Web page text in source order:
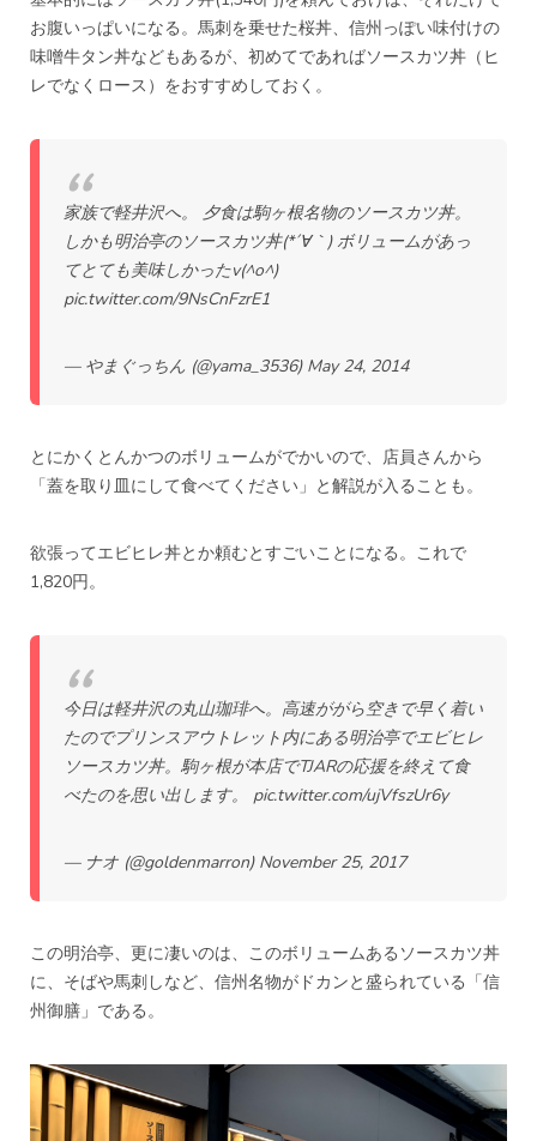
お腹いっぱいになる。馬刺を乗せた桜丼、信州っぽい味付けの
味噌牛タン丼などもあるが、初めてであればソースカツ丼（ヒ
レでなくロース）をおすすめしておく。
家族で軽井沢へ。 夕食は駒ヶ根名物のソースカツ丼。
しかも明治亭のソースカツ丼(*´∀｀) ボリュームがあっ
てとても美味しかったv(^o^)
pic.twitter.com/9NsCnFzrE1
— やまぐっちん (@yama_3536) May 24, 2014
とにかくとんかつのボリュームがでかいので、店員さんから
「蓋を取り皿にして食べてください」と解説が入ることも。
欲張ってエビヒレ丼とか頼むとすごいことになる。これで
1,820円。
今日は軽井沢の丸山珈琲へ。高速ががら空きで早く着い
たのでプリンスアウトレット内にある明治亭でエビヒレ
ソースカツ丼。駒ヶ根が本店でTJARの応援を終えて食
べたのを思い出します。 pic.twitter.com/ujVfszUr6y
— ナオ (@goldenmarron) November 25, 2017
この明治亭、更に凄いのは、このボリュームあるソースカツ丼
に、そばや馬刺しなど、信州名物がドカンと盛られている「信
州御膳」である。